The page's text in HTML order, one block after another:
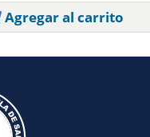
Agregar al carrito